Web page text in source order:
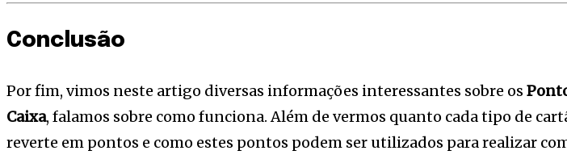
Conclusão
Por fim, vimos neste artigo diversas informações interessantes sobre os
Caixa, falamos sobre como funciona. Além de vermos quanto cada tipo de
reverte em pontos e como estes pontos podem ser utilizados para realizar